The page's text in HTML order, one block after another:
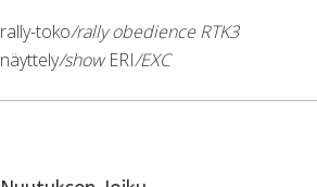
rally-toko/rally obedience RTK3
näyttely/showERI/EXC